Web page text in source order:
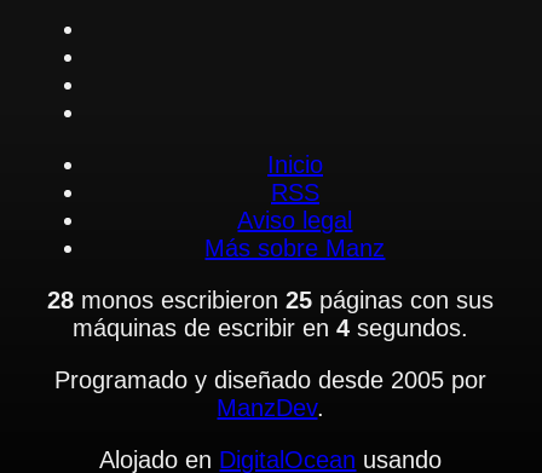
Inicio
RSS
Aviso legal
Más sobre Manz
28 monos escribieron25 páginas con sus
máquinas de escribir en4 segundos.
Programado y diseñado desde 2005 por
ManzDev.
Alojado en DigitalOcean usando